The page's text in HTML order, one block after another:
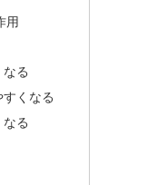
用
る
くなる
る